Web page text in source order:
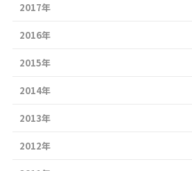
2017年
2016年
2015年
2014年
2013年
2012年